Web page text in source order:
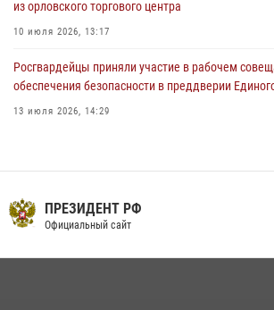
из орловского торгового центра
10 июля 2026, 13:17
Росгвардейцы приняли участие в рабочем
обеспечения безопасности в преддверии
13 июля 2026, 14:29
16 июля 2026, 13:34
На брифинге росгвардейцы рассказали орловцам
законодательстве, регулирующем оборот оружия
ПРЕЗИДЕНТ РФ
Официальный сайт